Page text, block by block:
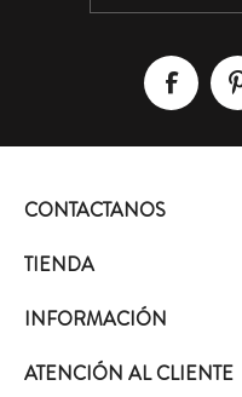
CONTACTANOS
TIENDA
INFORMACIÓN
ATENCIÓN AL CLIENTE